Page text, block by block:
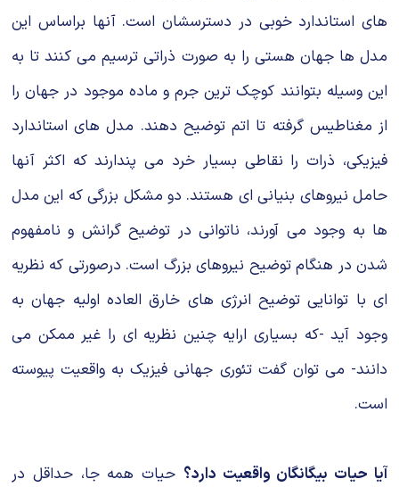
های استاندارد خوبی در دسترسشان است. آنها براساس این
مدل ها جهان هستی را به صورت ذراتی ترسیم می کنند تا به
این وسیله بتوانند کوچک ترین جرم و ماده موجود در جهان را
از مغناطیس گرفته تا اتم توضیح دهند. مدل های استاندارد
فیزیکی، ذرات را نقاطی بسیار خرد می پندارند که اکثر آنها
حامل نیروهای بنیانی ای هستند. دو مشکل بزرگی که این مدل
ها به وجود می آورند، ناتوانی در توضیح گرانش و نامفهوم
شدن در هنگام توضیح نیروهای بزرگ است. درصورتی که نظریه
ای با توانایی توضیح انرژی های خارق العاده اولیه جهان به
وجود آید -که بسیاری ارایه چنین نظریه ای را غیر ممکن می
دانند- می توان گفت تئوری جهانی فیزیک به واقعیت پیوسته
است.
آیا حیات بیگانگان واقعیت دارد؟ حیات همه جا، حداقل در